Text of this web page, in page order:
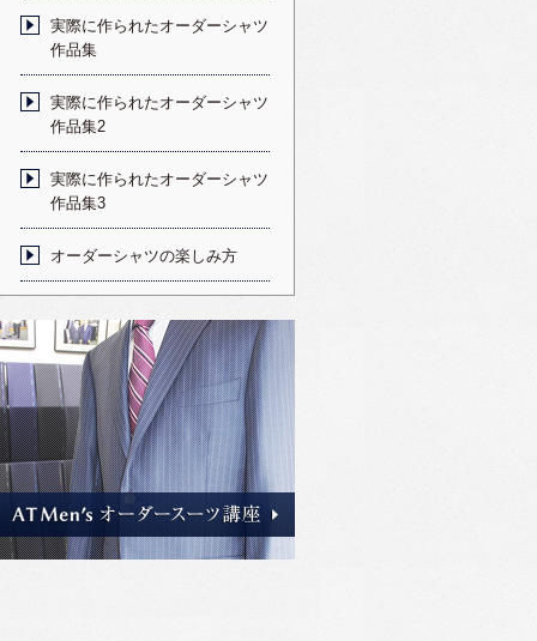
実際に作られたオーダーシャツ
作品集
実際に作られたオーダーシャツ
作品集2
実際に作られたオーダーシャツ
作品集3
オーダーシャツの楽しみ方